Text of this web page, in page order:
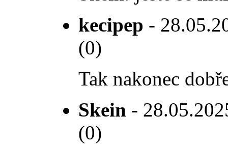
kecipep -
(0)
Tak nakonec
Skein -
(0)